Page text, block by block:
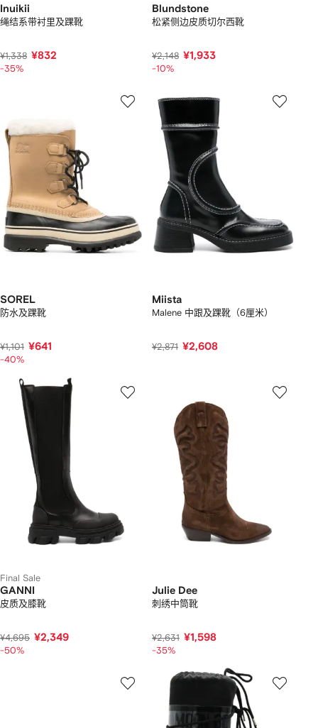
Inuikii
绳结系带衬里及踝靴
¥1,338 ¥832
-35%
Blundstone
松紧侧边皮质切尔西靴
¥2,148 ¥1,933
-10%
SOREL
防水及踝靴
¥1,101 ¥641
-40%
Miista
Malene 中跟及踝靴（6厘米）
¥2,871 ¥2,608
Final Sale
GANNI
皮质及膝靴
¥4,695 ¥2,349
-50%
Julie Dee
刺绣中筒靴
¥2,631 ¥1,598
-35%